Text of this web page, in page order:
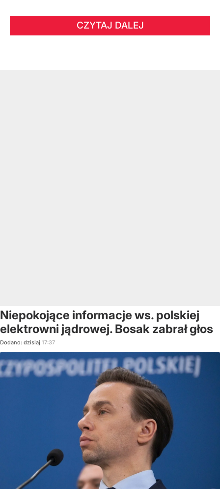
CZYTAJ DALEJ
Niepokojące informacje ws. polskiej
elektrowni jądrowej. Bosak zabrał głos
Dodano: dzisiaj 17:37